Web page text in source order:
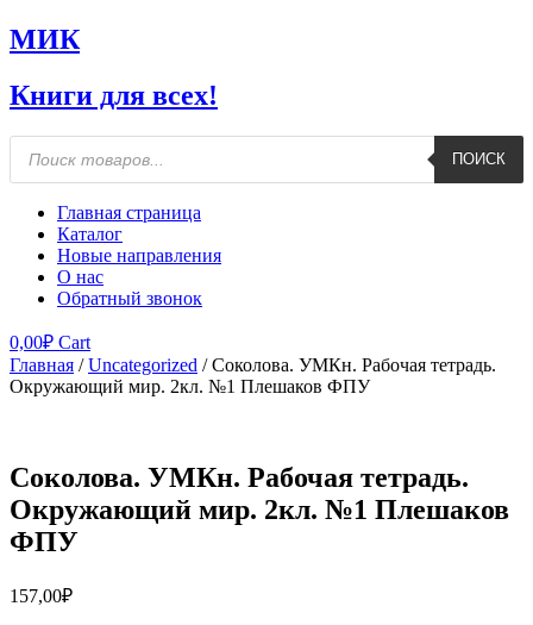
МИК
Книги для всех!
Поиск
товаров
ПОИСК
Главная страница
Каталог
Новые направления
О нас
Обратный звонок
0,00₽ Cart
Главная /Uncategorized / Соколова. УМКн. Рабочая тетрадь.
Окружающий мир. 2кл. №1 Плешаков ФПУ
Соколова. УМКн. Рабочая тетрадь.
Окружающий мир. 2кл. №1 Плешаков
ФПУ
157,00₽